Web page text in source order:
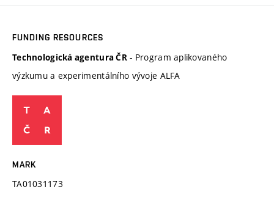
FUNDING RESOURCES
Technologická agentura ČR - Program aplikovaného
výzkumu a experimentálního vývoje ALFA
MARK
TA01031173